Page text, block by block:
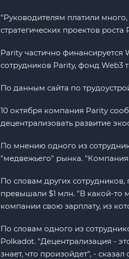
"Руководителям платили
стратегических проектов
Parity частично
сотрудников Parity, фонд Web3
По данным сайта по
10 октября компания Parity
децентрализовать развитие
По мнению одного из
"медвежьего" рынка. "Компания
По словам других
превышали $1 млн. "В какой-то
компании свою зарплату, из
По словам одного из
Polkadot. "Децентрализация -
знает, что произойдет", - сказал